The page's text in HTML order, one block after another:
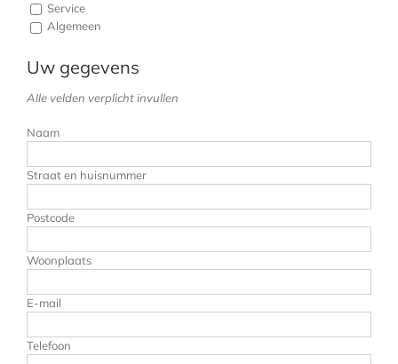
Service
Algemeen
Uw gegevens
Alle velden verplicht invullen
Naam
Straat en huisnummer
Postcode
Woonplaats
E-mail
Telefoon